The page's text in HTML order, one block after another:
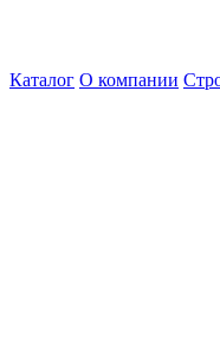
Каталог О компании